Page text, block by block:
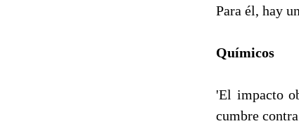
Para él, hay
Químicos
'El impacto
cumbre